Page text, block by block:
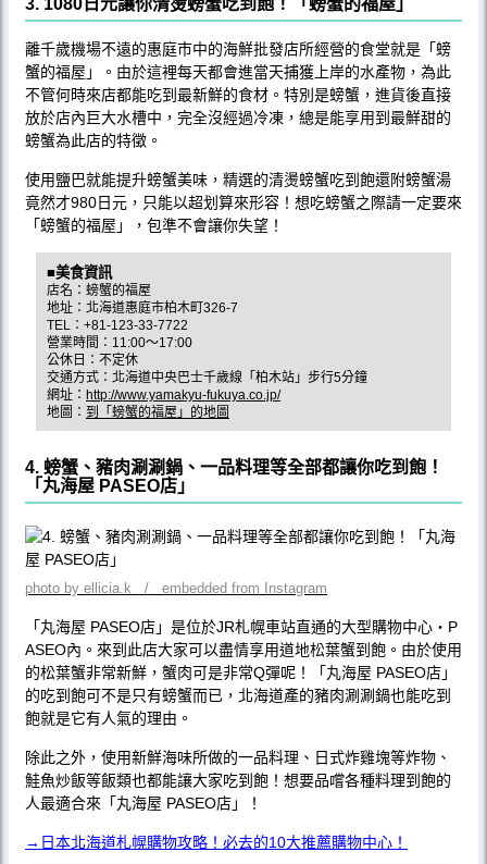
離千歲機場不遠的惠庭市中的海鮮批發店所經營的食堂就是「螃
蟹的福屋」。由於這裡每天都會進當天捕獲上岸的水產物，為此
不管何時來店都能吃到最新鮮的食材。特別是螃蟹，進貨後直接
放於店內巨大水槽中，完全沒經過冷凍，總是能享用到最鮮甜的
螃蟹為此店的特徵。
使用鹽巴就能提升螃蟹美味，精選的清燙螃蟹吃到飽還附螃蟹湯
竟然才980日元，只能以超划算來形容！想吃螃蟹之際請一定要來
「螃蟹的福屋」，包準不會讓你失望！
■美食資訊
店名：螃蟹的福屋
地址：北海道惠庭市柏木町326-7
TEL：+81-123-33-7722
營業時間：11:00〜17:00
公休日：不定休
交通方式：北海道中央巴士千歲線「柏木站」步行5分鐘
網址： http://www.yamakyu-fukuya.co.jp/
地圖： 到「螃蟹的福屋」的地圖
4. 螃蟹、豬肉涮涮鍋、一品料理等全部都讓你吃到飽！
「丸海屋 PASEO店」
photo by ellicia.k / embedded from Instagram
「丸海屋 PASEO店」是位於JR札幌車站直通的大型購物中心‧P
ASEO內。來到此店大家可以盡情享用道地松葉蟹到飽。由於使用
的松葉蟹非常新鮮，蟹肉可是非常Q彈呢！「丸海屋 PASEO店」
的吃到飽可不是只有螃蟹而已，北海道產的豬肉涮涮鍋也能吃到
飽就是它有人氣的理由。
除此之外，使用新鮮海味所做的一品料理、日式炸雞塊等炸物、
鮭魚炒飯等飯類也都能讓大家吃到飽！想要品嚐各種料理到飽的
人最適合來「丸海屋 PASEO店」！
→日本北海道札幌購物攻略！必去的10大推薦購物中心！